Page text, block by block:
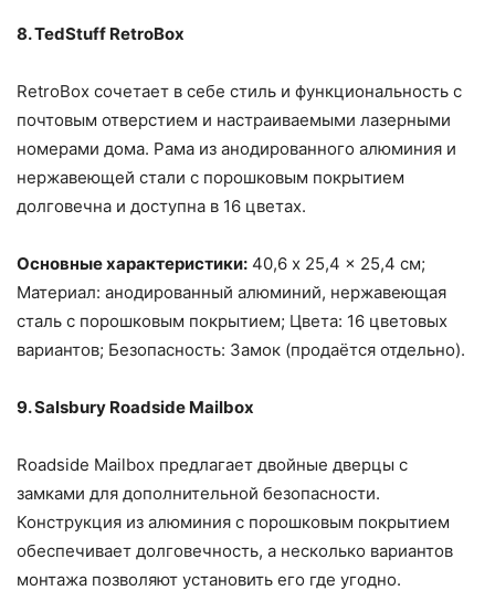
8. TedStuff RetroBox
RetroBox сочетает в себе стиль и функциональность с
почтовым отверстием и настраиваемыми лазерными
номерами дома. Рама из анодированного алюминия и
нержавеющей стали с порошковым покрытием
долговечна и доступна в 16 цветах.
Основные характеристики: 40,6 x 25,4 x 25,4 см;
Материал: анодированный алюминий, нержавеющая
сталь с порошковым покрытием; Цвета: 16 цветовых
вариантов; Безопасность: Замок (продаётся отдельно).
9. Salsbury Roadside Mailbox
Roadside Mailbox предлагает двойные дверцы с
замками для дополнительной безопасности.
Конструкция из алюминия с порошковым покрытием
обеспечивает долговечность, а несколько вариантов
монтажа позволяют установить его где угодно.